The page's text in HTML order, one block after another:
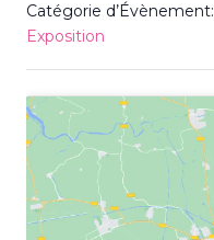
Catégorie d’Évènement:
Exposition